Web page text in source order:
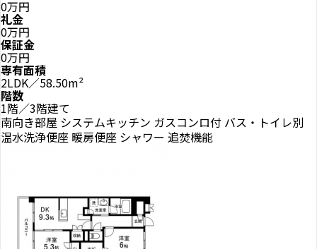
0万円
礼金
0万円
保証金
0万円
専有面積
2LDK／58.50m²
階数
1階／3階建て
南向き部屋 システムキッチン ガスコンロ付 バス・トイレ別
温水洗浄便座 暖房便座 シャワー 追焚機能